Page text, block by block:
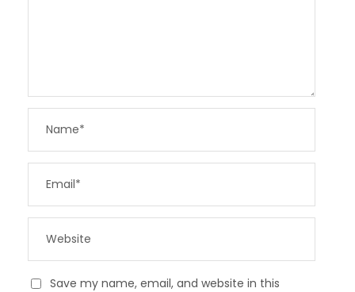
Save my name, email, and website in this